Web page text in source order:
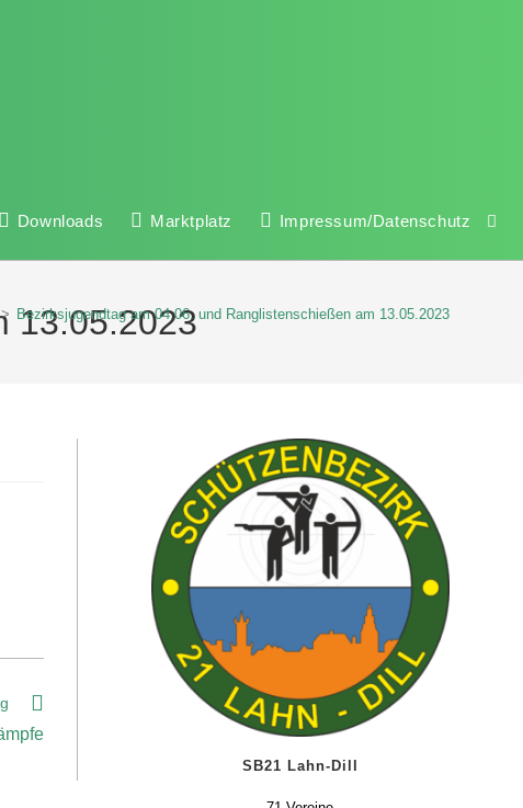
Downloads Marktplatz Impressum/Datenschutz
13.05.2023
> Bezirksjugendtag am 04.06. und Ranglistenschießen am 13.05.2023
SB21 Lahn-Dill